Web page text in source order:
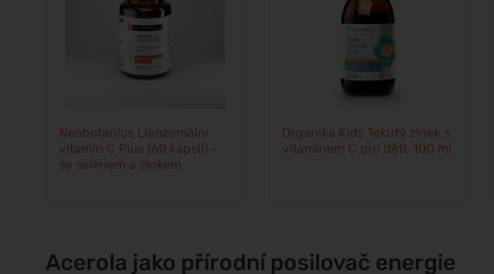
Neobotanics Lipozomální
vitamin C Plus (60 kapslí) -
se selenem a zinkem
Organika Kids Tekutý zinek s
vitaminem C pro děti, 100 ml
Acerola jako přírodní posilovač energie